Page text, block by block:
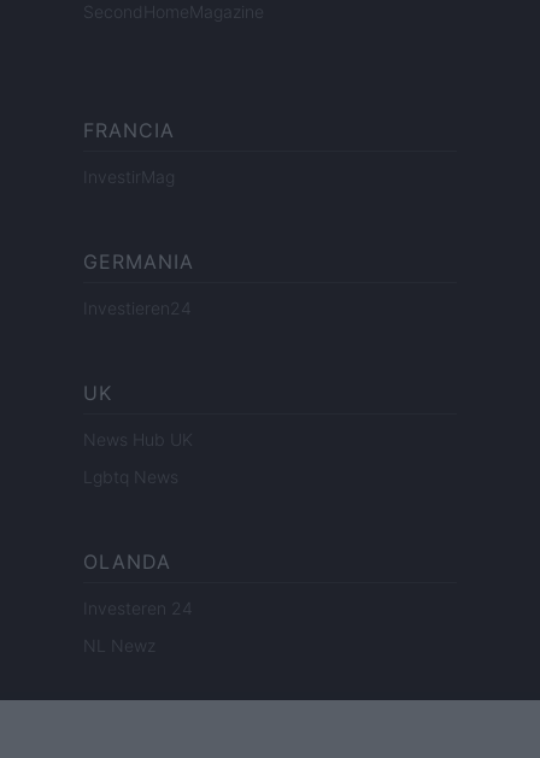
SecondHomeMagazine
FRANCIA
InvestirMag
GERMANIA
Investieren24
UK
News Hub UK
Lgbtq News
OLANDA
Investeren 24
NL Newz